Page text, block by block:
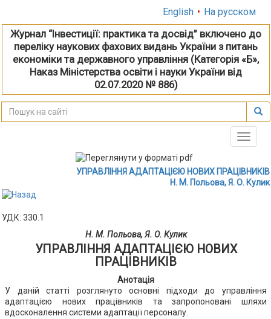
English • На русском
Журнал “Інвестиції: практика та досвід” включено до
переліку наукових фахових видань України з питань
економіки та державного управління (Категорія «Б»,
Наказ Міністерства освіти і науки України від
02.07.2020 № 886)
Toggle
УПРАВЛІННЯ АДАПТАЦІЄЮ НОВИХ ПРАЦІВНИКІВ
Н. М. Польова, Я. О. Кулик
УДК: 330.1
Н. М. Польова, Я. О. Кулик
УПРАВЛІННЯ АДАПТАЦІЄЮ НОВИХ
ПРАЦІВНИКІВ
Анотація
У даній статті розглянуто основні підходи до управління
адаптацією нових працівників та запропоновані шляхи
вдосконалення системи адаптації персоналу.